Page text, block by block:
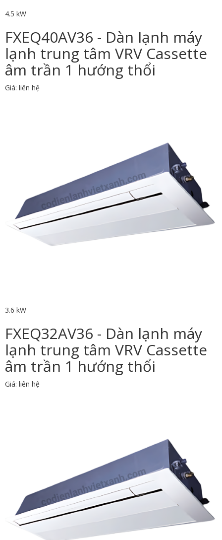
4.5 kW
FXEQ40AV36 - Dàn lạnh máy
lạnh trung tâm VRV Cassette
âm trần 1 hướng thổi
Giá: liên hệ
3.6 kW
FXEQ32AV36 - Dàn lạnh máy
lạnh trung tâm VRV Cassette
âm trần 1 hướng thổi
Giá: liên hệ